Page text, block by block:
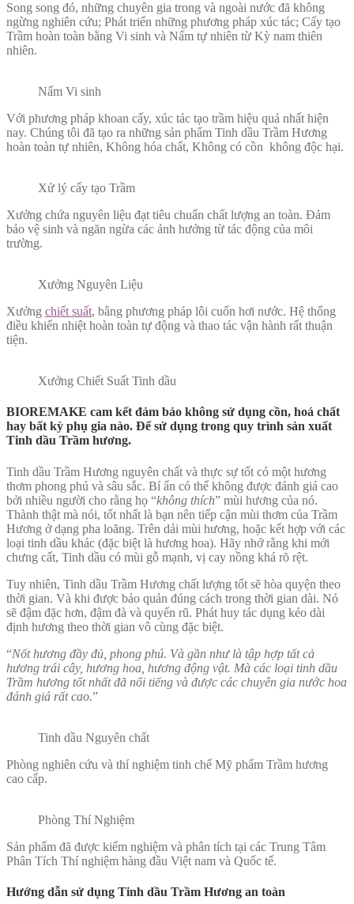
Song song đó, những chuyên gia trong và ngoài nước đã không
ngừng nghiên cứu; Phát triển những phương pháp xúc tác; Cấy tạo
Trầm hoàn toàn bằng Vi sinh và Nấm tự nhiên từ Kỳ nam thiên
nhiên.
Nấm Vi sinh
Với phương pháp khoan cấy, xúc tác tạo trầm hiệu quả nhất hiện
nay. Chúng tôi đã tạo ra những sản phẩm Tinh dầu Trầm Hương
hoàn toàn tự nhiên, Không hóa chất, Không có cồn không độc hại.
Xử lý cấy tạo Trầm
Xưởng chứa nguyên liệu đạt tiêu chuẩn chất lượng an toàn. Đảm
bảo vệ sinh và ngăn ngừa các ảnh hưởng từ tác động của môi
trường.
Xưởng Nguyên Liệu
Xưởng chiết suất, bằng phương pháp lôi cuốn hơi nước. Hệ thống
điều khiển nhiệt hoàn toàn tự động và thao tác vận hành rất thuận
tiện.
Xưởng Chiết Suất Tinh dầu
BIOREMAKE cam kết đảm bảo không sử dụng cồn, hoá chất
hay bất kỳ phụ gia nào. Để sử dụng trong quy trình sản xuất
Tinh dầu Trầm hương.
Tinh dầu Trầm Hương nguyên chất và thực sự tốt có một hương
thơm phong phú và sâu sắc. Bí ẩn có thể không được đánh giá cao
bởi nhiều người cho rằng họ “không thích” mùi hương của nó.
Thành thật mà nói, tốt nhất là bạn nên tiếp cận mùi thơm của Trầm
Hương ở dạng pha loãng. Trên dải mùi hương, hoặc kết hợp với các
loại tinh dầu khác (đặc biệt là hương hoa). Hãy nhớ rằng khi mới
chưng cất, Tinh dầu có mùi gỗ mạnh, vị cay nồng khá rõ rệt.
Tuy nhiên, Tinh dầu Trầm Hương chất lượng tốt sẽ hòa quyện theo
thời gian. Và khi được bảo quản đúng cách trong thời gian dài. Nó
sẽ đậm đặc hơn, đậm đà và quyến rũ. Phát huy tác dụng kéo dài
định hương theo thời gian vô cùng đặc biệt.
“Nốt hương đầy đủ, phong phú. Và gần như là tập hợp tất cả
hương trái cây, hương hoa, hương động vật. Mà các loại tinh dầu
Trầm hương tốt nhất đã nổi tiếng và được các chuyên gia nước hoa
đánh giá rất cao.”
Tinh dầu Nguyên chất
Phòng nghiên cứu và thí nghiệm tinh chế Mỹ phẩm Trầm hương
cao cấp.
Phòng Thí Nghiệm
Sản phẩm đã được kiểm nghiệm và phân tích tại các Trung Tâm
Phân Tích Thí nghiệm hàng đầu Việt nam và Quốc tế.
Hướng dẫn sử dụng Tinh dầu Trầm Hương an toàn